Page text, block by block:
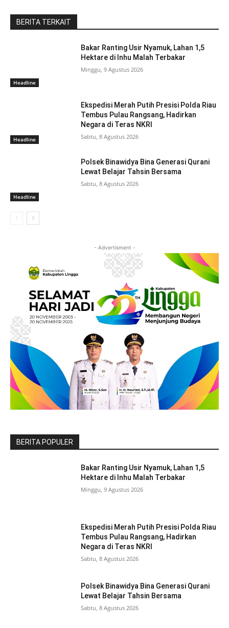
BERITA TERKAIT
Headline
Bakar Ranting Usir Nyamuk, Lahan 1,5
Hektare di Inhu Malah Terbakar
Minggu, 9 Agustus 2026
Headline
Ekspedisi Merah Putih Presisi Polda Riau
Tembus Pulau Rangsang, Hadirkan
Negara di Teras NKRI
Sabtu, 8 Agustus 2026
Headline
Polsek Binawidya Bina Generasi Qurani
Lewat Belajar Tahsin Bersama
Sabtu, 8 Agustus 2026
- Advertisment -
BERITA POPULER
Bakar Ranting Usir Nyamuk, Lahan 1,5
Hektare di Inhu Malah Terbakar
Minggu, 9 Agustus 2026
Ekspedisi Merah Putih Presisi Polda Riau
Tembus Pulau Rangsang, Hadirkan
Negara di Teras NKRI
Sabtu, 8 Agustus 2026
Polsek Binawidya Bina Generasi Qurani
Lewat Belajar Tahsin Bersama
Sabtu, 8 Agustus 2026